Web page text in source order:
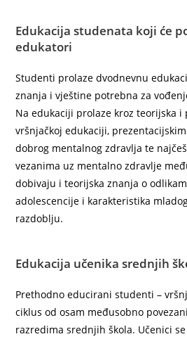
Edukacija studenata koji će
edukatori
Studenti prolaze dvodnevnu
znanja i vještine potrebna za
Na edukaciji prolaze kroz teorijska i
vršnjačkoj edukaciji,
dobrog mentalnog zdravlja te
vezanima uz mentalno zdravlje
dobivaju i teorijska znanja o
adolescencije i karakteristika
razdoblju.
Edukacija učenika srednjih
Prethodno educirani studenti –
ciklus od osam međusobno
razredima srednjih škola. Učenici